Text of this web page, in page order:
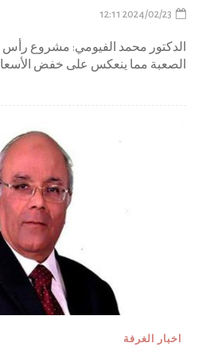
2024/02/23 12:11
الدكتور محمد الفيومي: مشروع رأس
الصعبة مما ينعكس على خفض
اخبار الغرفة